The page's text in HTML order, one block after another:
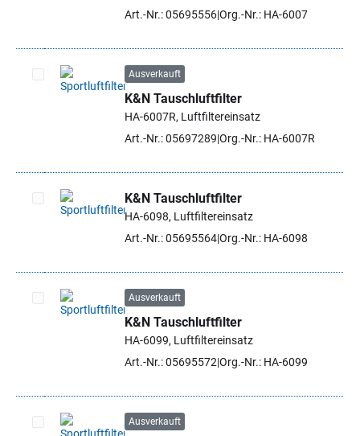
Art.-Nr.: 05695556Org.-Nr.: HA-6007
Artikel auswählen
Ausverkauft
K&N Tauschluftfilter
HA-6007R, Luftfiltereinsatz
Art.-Nr.: 05697289 Org.-Nr.: HA-6007R
Artikel auswählen
K&N Tauschluftfilter
HA-6098, Luftfiltereinsatz
Art.-Nr.: 05695564Org.-Nr.: HA-6098
Artikel auswählen
Ausverkauft
K&N Tauschluftfilter
HA-6099, Luftfiltereinsatz
Art.-Nr.: 05695572 Org.-Nr.: HA-6099
Ausverkauft